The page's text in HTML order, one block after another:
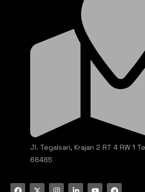
Jl. Tegalsari, Krajan 2 RT 4 RW 1
68485